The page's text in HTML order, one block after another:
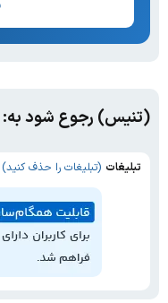
(تنیس) رجوع شود به: linesman
تبلیغات (تبلیغات را حذف کنید)